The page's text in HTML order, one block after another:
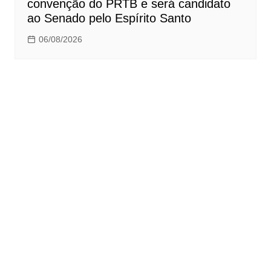
convenção do PRTB e será candidato
ao Senado pelo Espírito Santo
06/08/2026